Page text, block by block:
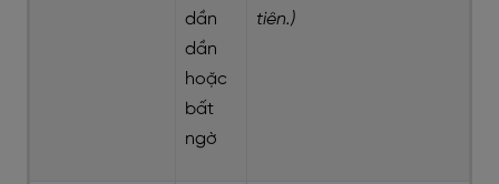
dần
dần
hoặc
bất
ngờ
tiên.)